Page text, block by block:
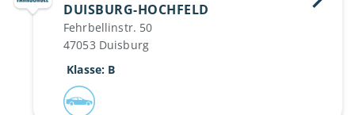
DUISBURG-HOCHFELD
Fehrbellinstr. 50
47053 Duisburg
Klasse: B